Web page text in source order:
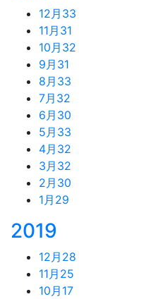
12月 33
11月 31
10月 32
9月 31
8月 33
7月 32
6月 30
5月 33
4月 32
3月 32
2月 30
1月 29
2019
12月 28
11月 25
10月 17